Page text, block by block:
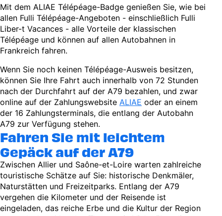
Mit dem ALIAE Télépéage-Badge genießen Sie, wie bei
allen Fulli Télépéage-Angeboten - einschließlich Fulli
Liber-t Vacances - alle Vorteile der klassischen
Télépéage und können auf allen Autobahnen in
Frankreich fahren.
Wenn Sie noch keinen Télépéage-Ausweis besitzen,
können Sie Ihre Fahrt auch innerhalb von 72 Stunden
nach der Durchfahrt auf der A79 bezahlen, und zwar
online auf der Zahlungswebsite ALIAE oder an einem
der 16 Zahlungsterminals, die entlang der Autobahn
A79 zur Verfügung stehen.
Fahren Sie mit leichtem
Gepäck auf der A79
Zwischen Allier und Saône-et-Loire warten zahlreiche
touristische Schätze auf Sie: historische Denkmäler,
Naturstätten und Freizeitparks. Entlang der A79
vergehen die Kilometer und der Reisende ist
eingeladen, das reiche Erbe und die Kultur der Region